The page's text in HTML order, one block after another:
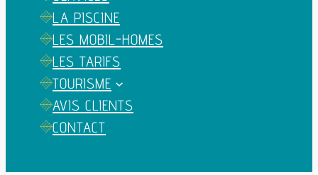
LA PISCINE
LES MOBIL-HOMES
LES TARIFS
TOURISME
AVIS CLIENTS
CONTACT